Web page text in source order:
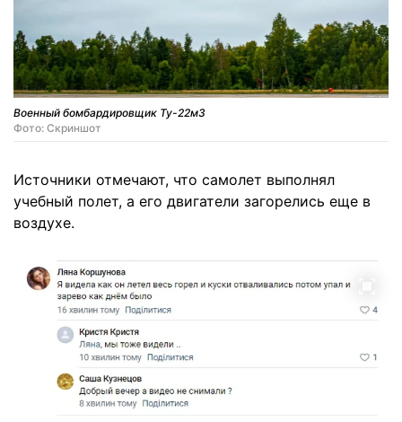
Военный бомбардировщик Ту-22м3
Фото: Скриншот
Источники отмечают, что самолет выполнял
учебный полет, а его двигатели загорелись еще в
воздухе.